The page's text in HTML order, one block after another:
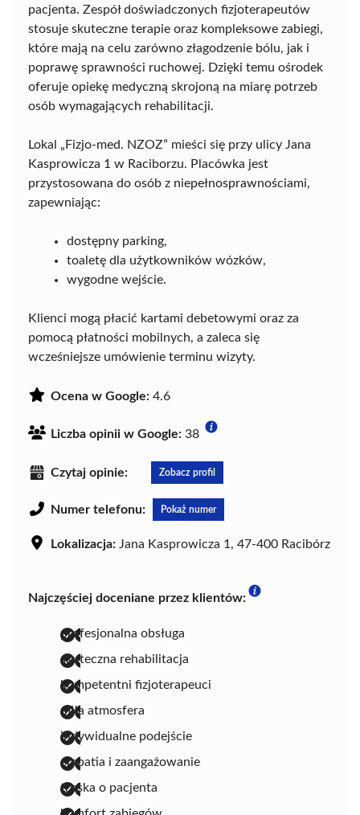
pacjenta. Zespół doświadczonych fizjoterapeutów
stosuje skuteczne terapie oraz kompleksowe zabiegi,
które mają na celu zarówno złagodzenie bólu, jak i
poprawę sprawności ruchowej. Dzięki temu ośrodek
oferuje opiekę medyczną skrojoną na miarę potrzeb
osób wymagających rehabilitacji.
Lokal „Fizjo-med. NZOZ” mieści się przy ulicy Jana
Kasprowicza 1 w Raciborzu. Placówka jest
przystosowana do osób z niepełnosprawnościami,
zapewniając:
dostępny parking,
toaletę dla użytkowników wózków,
wygodne wejście.
Klienci mogą płacić kartami debetowymi oraz za
pomocą płatności mobilnych, a zaleca się
wcześniejsze umówienie terminu wizyty.
Ocena w Google: 4.6
Liczba opinii w Google: 38
Czytaj opinie: Zobacz profil
Numer telefonu: Pokaż numer
Lokalizacja: Jana Kasprowicza 1, 47-400 Racibórz
Najczęściej doceniane przez klientów:
profesjonalna obsługa
skuteczna rehabilitacja
kompetentni fizjoterapeuci
miła atmosfera
indywidualne podejście
empatia i zaangażowanie
troska o pacjenta